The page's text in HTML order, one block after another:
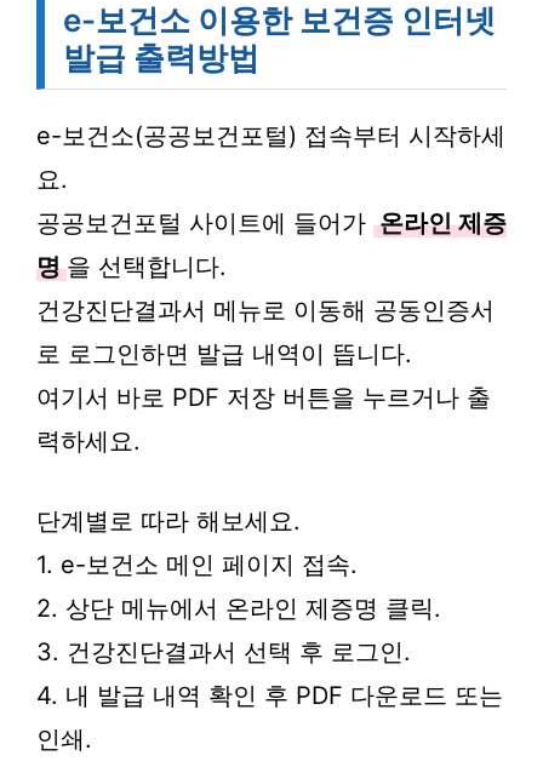
e-보건소 이용한 보건증 인터넷
발급 출력방법
e-보건소(공공보건포털) 접속부터 시작하세
요.
공공보건포털 사이트에 들어가 온라인 제증
명 을 선택합니다.
건강진단결과서 메뉴로 이동해 공동인증서
로 로그인하면 발급 내역이 뜹니다.
여기서 바로 PDF 저장 버튼을 누르거나 출
력하세요.
단계별로 따라 해보세요.
1. e-보건소 메인 페이지 접속.
2. 상단 메뉴에서 온라인 제증명 클릭.
3. 건강진단결과서 선택 후 로그인.
4. 내 발급 내역 확인 후 PDF 다운로드 또는
인쇄.